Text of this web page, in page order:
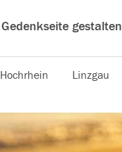
Gedenkseite gestalten
Hochrhein Linzgau